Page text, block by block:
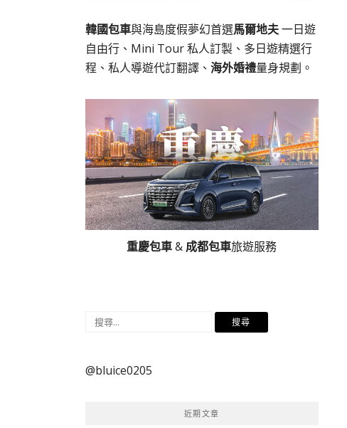
韓國包車與海島度假夢幻首選馬爾地夫一日遊
自由行、Mini Tour 私人訂製、多日遊精選行
程、私人導遊代訂翻譯、 海外婚禮量身規劃。
重慶包車& 成都包車旅遊服務
搜
鍵
@bluice0205
近期文章